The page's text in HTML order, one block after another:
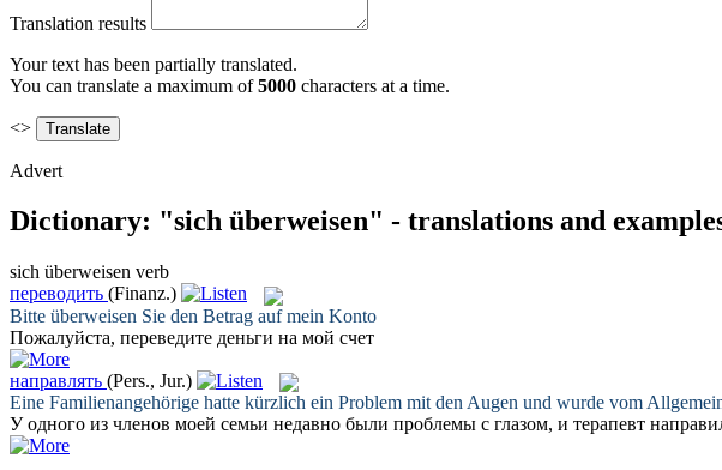
Translation results
Your text has been partially translated.
You can translate a maximum of5000 characters at a time.
<>
Advert
Dictionary: "sich überweisen" - translations and
sich überweisen verb
переводить (Finanz.)
Bitte überweisen Sie den Betrag auf mein Konto
Пожалуйста, переведите деньги на мой счет
направлять (Pers., Jur.)
Eine Familienangehörige hatte kürzlich ein Problem mit den Augen und wurde vom
У одного из членов моей семьи недавно были проблемы с глазом, и терапевт